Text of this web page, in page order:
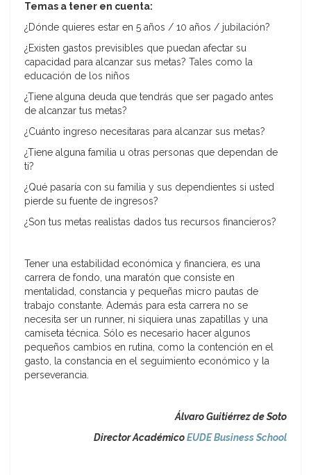
Temas a tener en cuenta:
¿Dónde quieres estar en 5 años / 10 años / jubilación?
¿Existen gastos previsibles que puedan afectar su
capacidad para alcanzar sus metas? Tales como la
educación de los niños
¿Tiene alguna deuda que tendrás que ser pagado antes
de alcanzar tus metas?
¿Cuánto ingreso necesitaras para alcanzar sus metas?
¿Tiene alguna familia u otras personas que dependan de
ti?
¿Qué pasaría con su familia y sus dependientes si usted
pierde su fuente de ingresos?
¿Son tus metas realistas dados tus recursos financieros?
Tener una estabilidad económica y financiera, es una
carrera de fondo, una maratón que consiste en
mentalidad, constancia y pequeñas micro pautas de
trabajo constante. Además para esta carrera no se
necesita ser un runner, ni siquiera unas zapatillas y una
camiseta técnica. Sólo es necesario hacer algunos
pequeños cambios en rutina, como la contención en el
gasto, la constancia en el seguimiento económico y la
perseverancia.
Álvaro Guitiérrez de Soto
Director AcadémicoEUDE Business School